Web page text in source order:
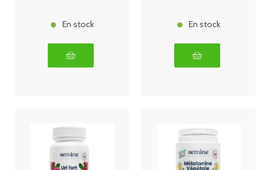
En stock En stock